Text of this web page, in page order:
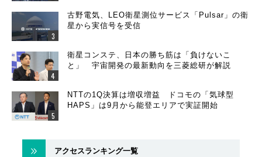
古野電気、LEO衛星測位サービス「Pulsar」の衛
星から実信号を受信
衛星コンステ、日本の勝ち筋は「負けないこ
と」 宇宙開発の最新動向を三菱総研が解説
NTTの1Q決算は増収増益 ドコモの「気球型
HAPS」は9月から能登エリアで実証開始
アクセスランキング一覧